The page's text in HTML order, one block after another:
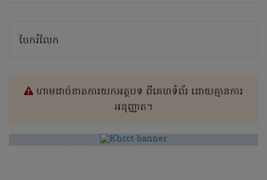
ចែករំលែក
ហាមដាច់ខាតការយកអត្ថបទ ពីគេហទំព័រ ដោយគ្មានការ
អនុញ្ញាត។